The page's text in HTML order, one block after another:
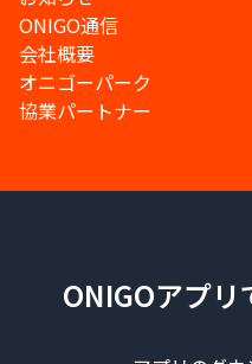
ONIGO通信
会社概要
オニゴーパーク
協業パートナー
ONIGOアプ